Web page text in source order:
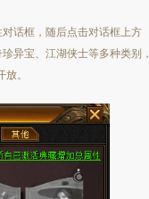
话框，随后点击对话框上方
异宝、江湖侠士等多种类别，
。